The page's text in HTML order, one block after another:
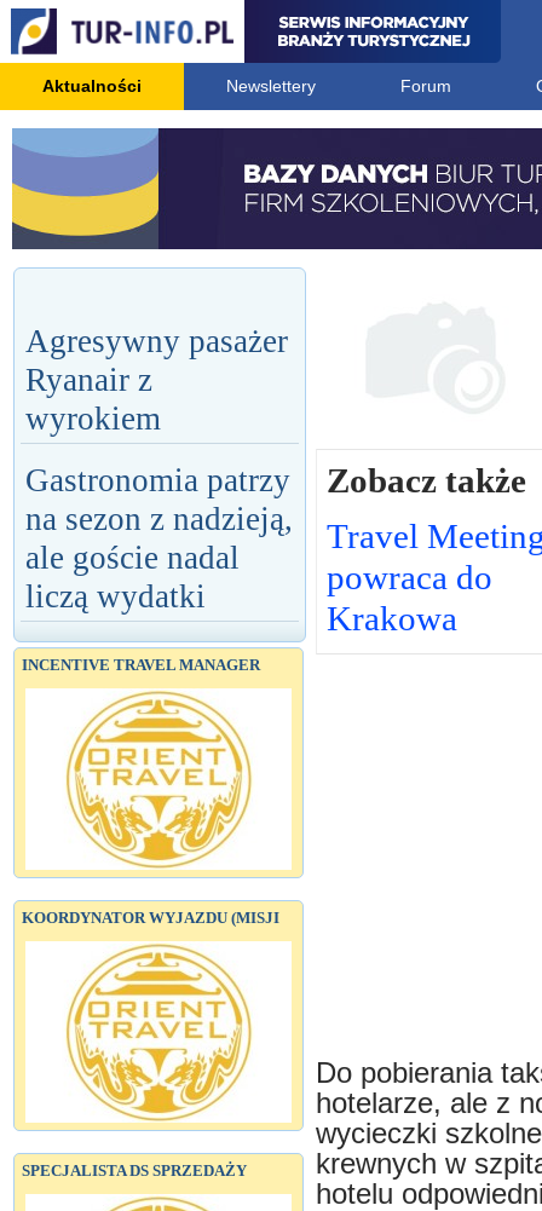
Aktualności Newslettery Forum
Agresywny pasażer
Ryanair z
wyrokiem
Gastronomia patrzy
na sezon z nadzieją,
ale goście nadal
liczą wydatki
INCENTIVE TRAVEL MANAGER
KOORDYNATOR WYJAZDU (MISJI
SPECJALISTA DS SPRZEDAŻY
Zobacz także
Travel
powraca do
Krakowa
Do pobierania
hotelarze, ale z
wycieczki
krewnych w
hotelu